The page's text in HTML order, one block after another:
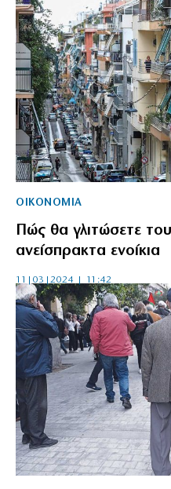
ΟΙΚΟΝΟΜΙΑ
Πώς θα γλιτώσετε
ανείσπρακτα ενοίκια
11|03|2024 | 11:42